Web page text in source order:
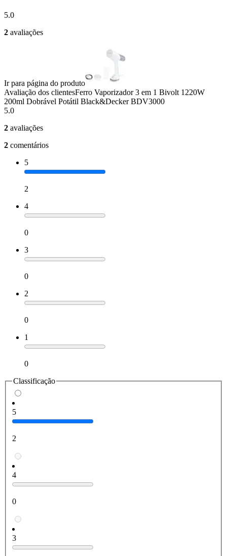
5.0
2 avaliações
Ir para página do produto
Avaliação dos clientesFerro Vaporizador 3 em 1 Bivolt 1220W
200ml Dobrável Potátil Black&Decker BDV3000
5.0
2 avaliações
2 comentários
5
2
4
0
3
0
2
0
1
0
Classificação
5
2
4
0
3